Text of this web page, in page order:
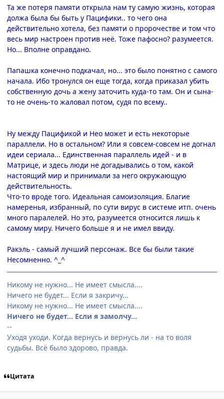
Та же потеря памяти открыла нам ту самую жизнь, которая
должа была бы быть у Пацифики.. то чего она
действительно хотела, без памяти о пророчестве и том что
весь мир настроен против неё. Тоже пафосно? разумеется.
Но... Вполне оправдано.
Папашка конечно подкачал, но... это было понятно с самого
начала. Ибо тронулся он еще тогда, когда приказал убить
собственную дочь а жену заточить куда-то там. Он и сына-
то не очень-то жаловал потом, судя по всему..
Ну между Пацификой и Нео может и есть некоторые
параллели. Но в остальном? Или я совсем-совсем не догнал
идеи сериала... Единственная параллель идей - и в
Матрице, и здесь люди не догадывались о том, какой
настоящий мир и принимали за него окружающую
действительность.
Что-то вроде того. Идеальная самоизоляция. Благие
намеренья, избранный, по сути вирус в системе итп. очень
много паралелей. Но это, разумеется относится лишь к
самому миру. Ничего больше я и не имел ввиду.
Ракэль - самый лучший персонаж. Все бы были такие
Несомненно. ^_^
Никому не нужно... Не имеет смысла....
Ничего не будет... Если я закричу...
Никому не нужно... Не имеет смысла....
Ничего не будет... Если я замолчу...
--
Уходя уходи. Когда вернусь и вернусь ли - на то воля
судьбы. Всё было здорово, правда.
Цитата